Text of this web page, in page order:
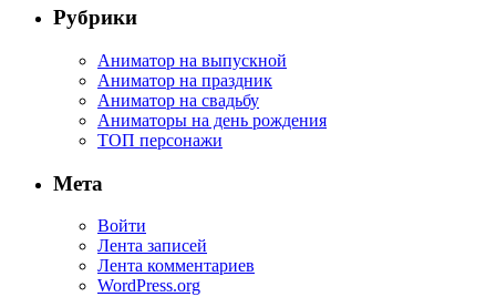
Рубрики
Аниматор на выпускной
Аниматор на праздник
Аниматор на свадьбу
Аниматоры на день рождения
ТОП персонажи
Мета
Войти
Лента записей
Лента комментариев
WordPress.org